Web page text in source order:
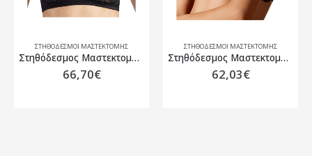
ΣΤΗΘΌΔΕΣΜΟΙ ΜΑΣΤΕΚΤΟΜΉΣ
Στηθόδεσμος Μαστεκτομής Amoena Annette SB Μαύρο/Μπεζ
66,70€
ΣΤΗΘΌΔΕΣΜΟΙ ΜΑΣΤΕΚΤΟΜΉΣ
Στηθόδεσμος Μαστεκτομής Amoena Aurelie SBP Mαύρο
62,03€